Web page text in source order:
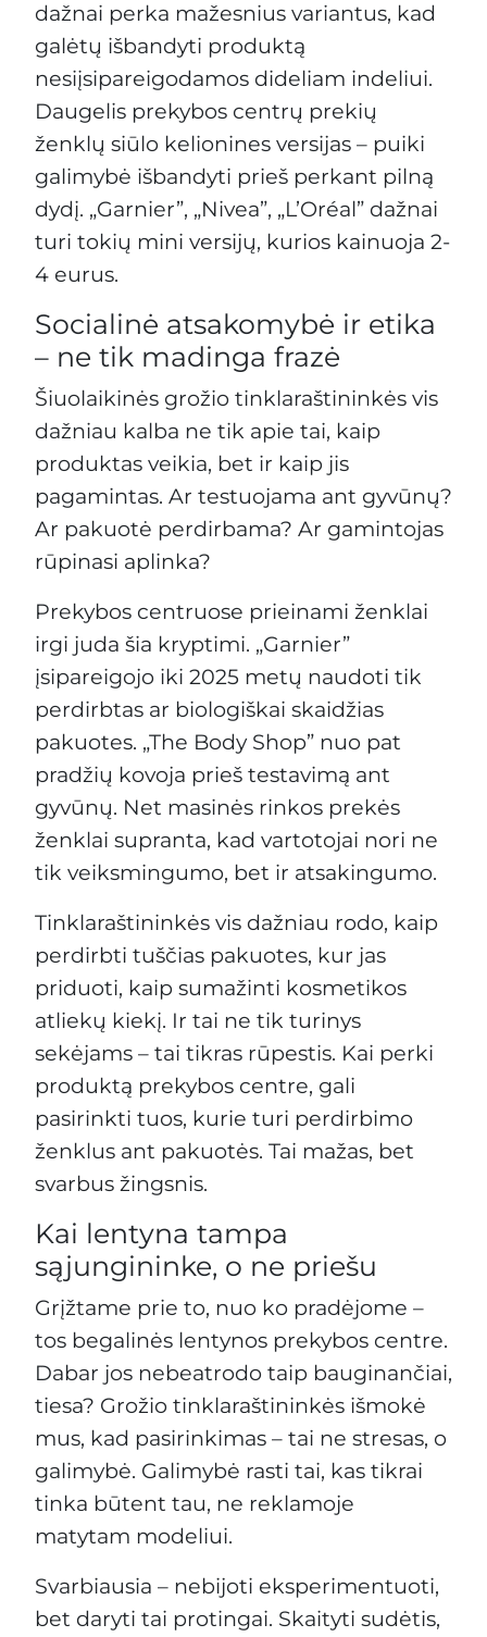
dažnai perka mažesnius variantus, kad
galėtų išbandyti produktą
nesiįsipareigodamos dideliam indeliui.
Daugelis prekybos centrų prekių
ženklų siūlo kelionines versijas – puiki
galimybė išbandyti prieš perkant pilną
dydį. „Garnier”, „Nivea”, „L’Oréal” dažnai
turi tokių mini versijų, kurios kainuoja 2-
4 eurus.
Socialinė atsakomybė ir etika
– ne tik madinga frazė
Šiuolaikinės grožio tinklaraštininkės vis
dažniau kalba ne tik apie tai, kaip
produktas veikia, bet ir kaip jis
pagamintas. Ar testuojama ant gyvūnų?
Ar pakuotė perdirbama? Ar gamintojas
rūpinasi aplinka?
Prekybos centruose prieinami ženklai
irgi juda šia kryptimi. „Garnier”
įsipareigojo iki 2025 metų naudoti tik
perdirbtas ar biologiškai skaidžias
pakuotes. „The Body Shop” nuo pat
pradžių kovoja prieš testavimą ant
gyvūnų. Net masinės rinkos prekės
ženklai supranta, kad vartotojai nori ne
tik veiksmingumo, bet ir atsakingumo.
Tinklaraštininkės vis dažniau rodo, kaip
perdirbti tuščias pakuotes, kur jas
priduoti, kaip sumažinti kosmetikos
atliekų kiekį. Ir tai ne tik turinys
sekėjams – tai tikras rūpestis. Kai perki
produktą prekybos centre, gali
pasirinkti tuos, kurie turi perdirbimo
ženklus ant pakuotės. Tai mažas, bet
svarbus žingsnis.
Kai lentyna tampa
sąjungininke, o ne priešu
Grįžtame prie to, nuo ko pradėjome –
tos begalinės lentynos prekybos centre.
Dabar jos nebeatrodo taip bauginančiai,
tiesa? Grožio tinklaraštininkės išmokė
mus, kad pasirinkimas – tai ne stresas, o
galimybė. Galimybė rasti tai, kas tikrai
tinka būtent tau, ne reklamoje
matytam modeliui.
Svarbiausia – nebijoti eksperimentuoti,
bet daryti tai protingai. Skaityti sudėtis,